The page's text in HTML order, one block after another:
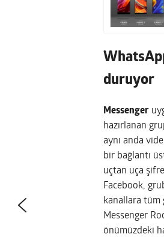
duruyor
Messenger
hazırlanan
aynı anda
bir bağlantı
uçtan uça
Facebook,
kanallara tüm
Messenger
önümüzdeki